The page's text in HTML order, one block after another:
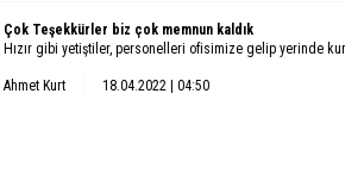
Çok Teşekkürler biz çok memnun kaldık
Hızır gibi yetiştiler, personelleri ofisimize gelip yerinde
Ahmet Kurt 18.04.2022 | 04:50